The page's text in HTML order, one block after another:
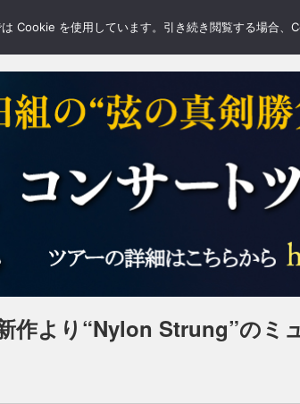
BLOGS FEATURE
作より“Nylon Strung”のミ
Cookie を使用しています。引き続き閲覧する場合、